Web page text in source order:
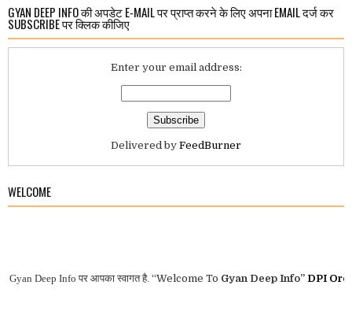
GYAN DEEP INFO की अपडेट E-MAIL पर प्राप्त करने के लिए अपना EMAIL दर्ज कर
SUBSCRIBE पर क्लिक कीजिए
Enter your email address:
Delivered by FeedBurner
WELCOME
Deep Infoपर आपका स्वागत है. “Welcome ToGyan Deep Info”DPI Orders-